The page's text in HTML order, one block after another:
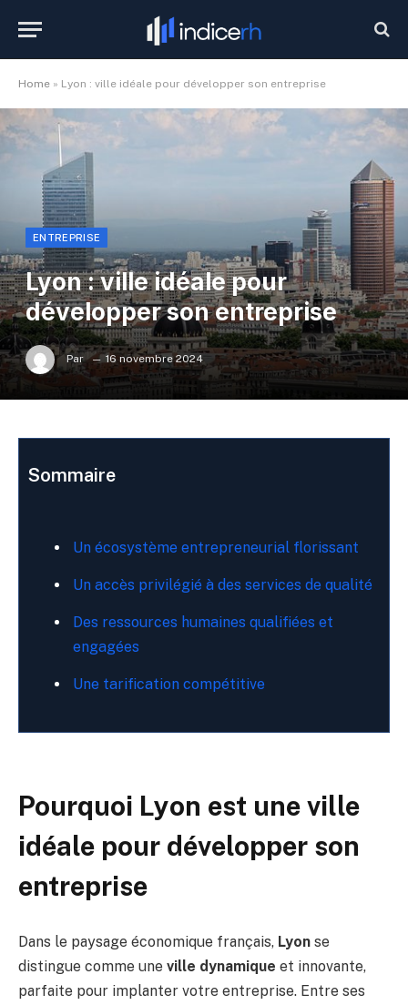
Home » Lyon : ville idéale pour développer son entreprise
ENTREPRISE
Lyon : ville idéale pour
développer son entreprise
Par 16 novembre 2024
Sommaire
Un écosystème entrepreneurial florissant
Un accès privilégié à des services de qualité
Des ressources humaines qualifiées et
engagées
Une tarification compétitive
Pourquoi Lyon est une ville
idéale pour développer son
entreprise
Dans le paysage économique français, Lyon se
distingue comme une ville dynamique et innovante,
parfaite pour implanter votre entreprise. Entre ses